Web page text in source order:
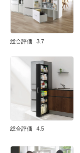
総合評価 3.7
総合評価 4.5